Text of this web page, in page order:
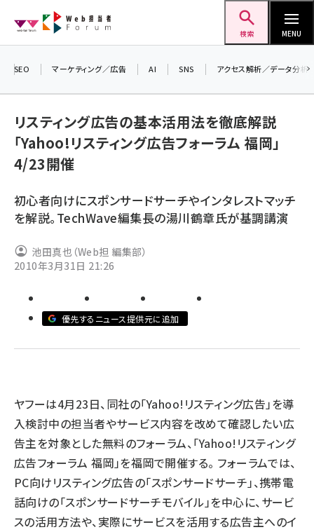
ン
検索 MENU
seo (3524)
youtube (2431)
セミナー (2306)
meo (1275)
SEO マーケティング／広告 AI SNS アクセス解析／データ分析
リスティング広告の基本活用法を徹底解説
「Yahoo!リスティング広告フォーラム 福岡」
4/23開催
初心者向けにスポンサードサーチやインタレストマッチ
を解説。TechWave編集長の湯川鶴章氏が基調講演
池田真也（Web担 編集部）
2010年3月31日 21:26
優先するニュース提供元に追加
ヤフーは4月23日、同社の「Yahoo!リスティング広告」を導
入検討中の担当者やサービス内容を改めて確認したい広
告主を対象とした無料のフォーラム、「Yahoo!リスティング
広告フォーラム 福岡」を福岡で開催する。 フォーラムでは、
PC向けリスティング広告の「スポンサードサーチ」、携帯電
話向けの「スポンサードサーチモバイル」を中心に、サービ
スの活用方法や、実際にサービスを活用する広告主へのイ